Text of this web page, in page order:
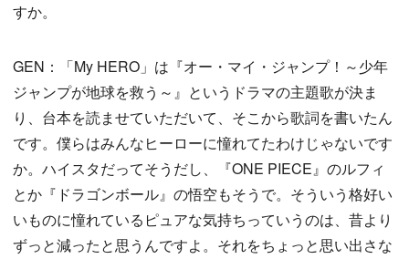
すか。
GEN：「My HERO」は『オー・マイ・ジャンプ！～少年
ジャンプが地球を救う～』というドラマの主題歌が決ま
り、台本を読ませていただいて、そこから歌詞を書いたん
です。僕らはみんなヒーローに憧れてたわけじゃないです
か。ハイスタだってそうだし、『ONE PIECE』のルフィ
とか『ドラゴンボール』の悟空もそうで。そういう格好い
いものに憧れているピュアな気持ちっていうのは、昔より
ずっと減ったと思うんですよ。それをちょっと思い出さな